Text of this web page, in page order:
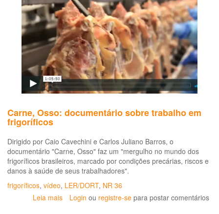
Carne, Osso: documentário sobre trabalho em
frigoríficos
Dirigido por Caio Cavechini e Carlos Juliano Barros, o
documentário "Carne, Osso" faz um "mergulho no mundo dos
frigoríficos brasileiros, marcado por condições precárias, riscos e
danos à saúde de seus trabalhadores".
frigoríficos, vídeo, LER/DORT, NR 36
Leia mais sobre
Login ou registre-se para postar comentários